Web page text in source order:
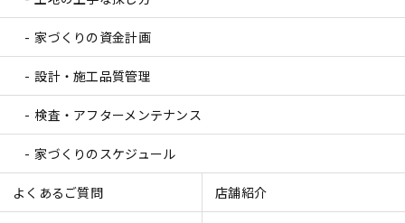
家づくりの資金計画
設計・施工品質管理
検査・アフターメンテナンス
家づくりのスケジュール
よくあるご質問 店舗紹介